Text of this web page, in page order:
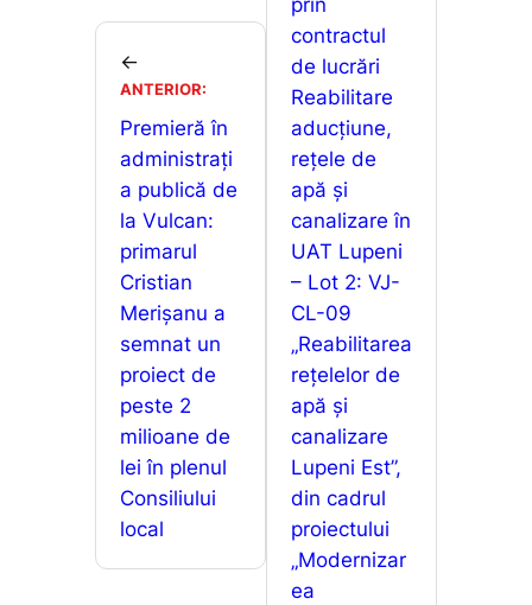
←
ANTERIOR:
Premieră în
administrați
a publică de
la Vulcan:
primarul
Cristian
Merișanu a
semnat un
proiect de
peste 2
milioane de
lei în plenul
Consiliului
local
prin
contractul
de lucrări
Reabilitare
aducțiune,
rețele de
apă și
canalizare în
UAT Lupeni
– Lot 2: VJ-
CL-09
„Reabilitarea
rețelelor de
apă și
canalizare
Lupeni Est”,
din cadrul
proiectului
„Modernizar
ea